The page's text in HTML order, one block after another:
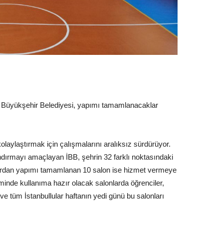
Belediyesi, yapımı tamamlanacaklar
için çalışmalarını aralıksız sürdürüyor.
amaçlayan İBB, şehrin 32 farklı noktasındaki
yapımı tamamlanan 10 salon ise hizmet vermeye
kullanıma hazır olacak salonlarda öğrenciler,
tüm İstanbullular haftanın yedi günü bu salonları